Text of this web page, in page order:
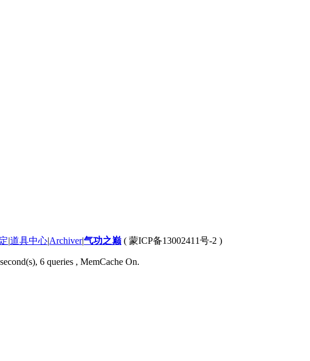
|道具中心|Archiver|气功之巅 ( 蒙ICP备13002411号-2 )
6 queries , MemCache On.